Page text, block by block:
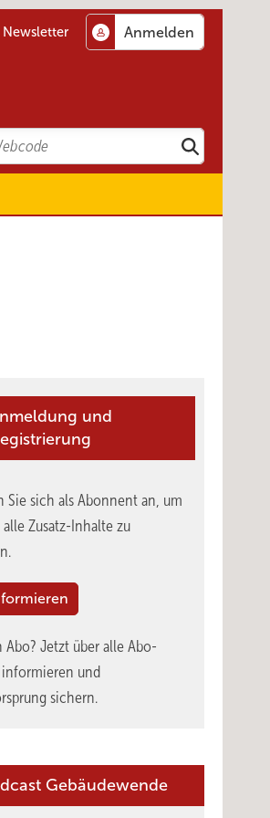
Newsletter
und
Sie sich als Abonnent an, um
Zusatz-Inhalte zu
Abo? Jetzt über alle Abo-
und
sichern.
Gebäudewende